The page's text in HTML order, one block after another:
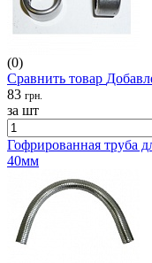
(0)
Сравнить товар
83 грн.
за шт
Гофрированная труба
40мм